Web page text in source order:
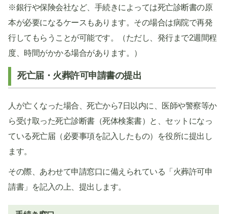
※銀行や保険会社など、手続きによっては死亡診断書の原
本が必要になるケースもあります。その場合は病院で再発
行してもらうことが可能です。（ただし、発行まで2週間程
度、時間がかかる場合があります。）
死亡届・火葬許可申請書の提出
人が亡くなった場合、死亡から7日以内に、医師や警察等か
ら受け取った死亡診断書（死体検案書）と、セットになっ
ている死亡届（必要事項を記入したもの）を役所に提出し
ます。
その際、あわせて申請窓口に備えられている「火葬許可申
請書」を記入の上、提出します。